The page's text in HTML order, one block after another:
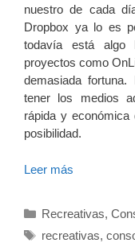
nuestro de cada
Dropbox ya lo es
todavía está algo
proyectos como
demasiada
tener los medios
rápida y
posibilidad.
Leer más
Categorías
Recreativas,
Etiquetas
recreativas,